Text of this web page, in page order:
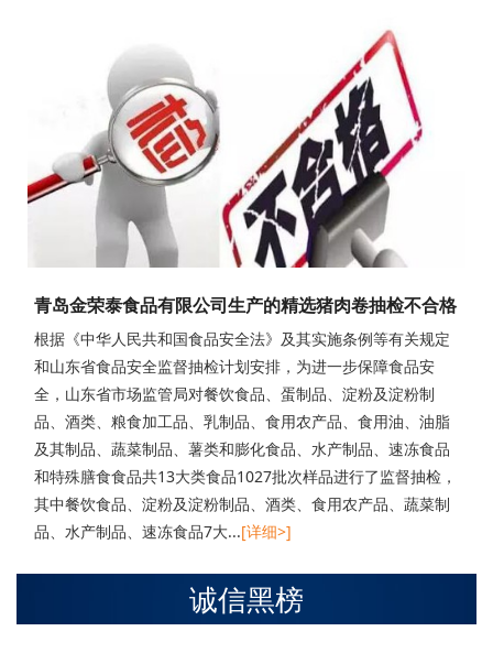
青岛金荣泰食品有限公司生产的精选猪肉卷抽检不合格
根据《中华人民共和国食品安全法》及其实施条例等有关规定
和山东省食品安全监督抽检计划安排，为进一步保障食品安
全，山东省市场监管局对餐饮食品、蛋制品、淀粉及淀粉制
品、酒类、粮食加工品、乳制品、食用农产品、食用油、油脂
及其制品、蔬菜制品、薯类和膨化食品、水产制品、速冻食品
和特殊膳食食品共13大类食品1027批次样品进行了监督抽检，
其中餐饮食品、淀粉及淀粉制品、酒类、食用农产品、蔬菜制
品、水产制品、速冻食品7大...[详细>]
诚信黑榜